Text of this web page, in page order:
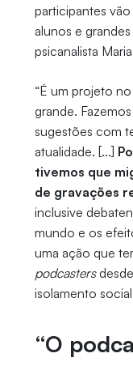
participantes
alunos e
psicanalista
“É um projeto
grande.
sugestões com
atualidade. [...]
tivemos que
de gravações
inclusive
mundo e os
uma ação que
podcasters
isolamento
“O